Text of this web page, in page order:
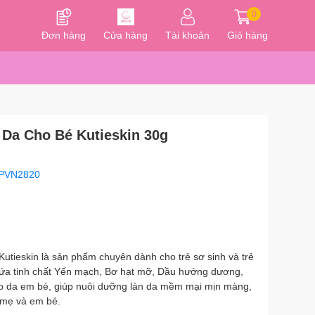
Đơn hàng Cửa hàng Tài khoản
0
Giỏ hàng
Cho Bé Kutieskin 30g
là sản phẩm chuyên dành cho trẻ sơ sinh và trẻ
tinh chất Yến mạch, Bơ hạt mỡ, Dầu hướng dương,
em bé, giúp nuôi dưỡng làn da mềm mại mịn màng,
và em bé.